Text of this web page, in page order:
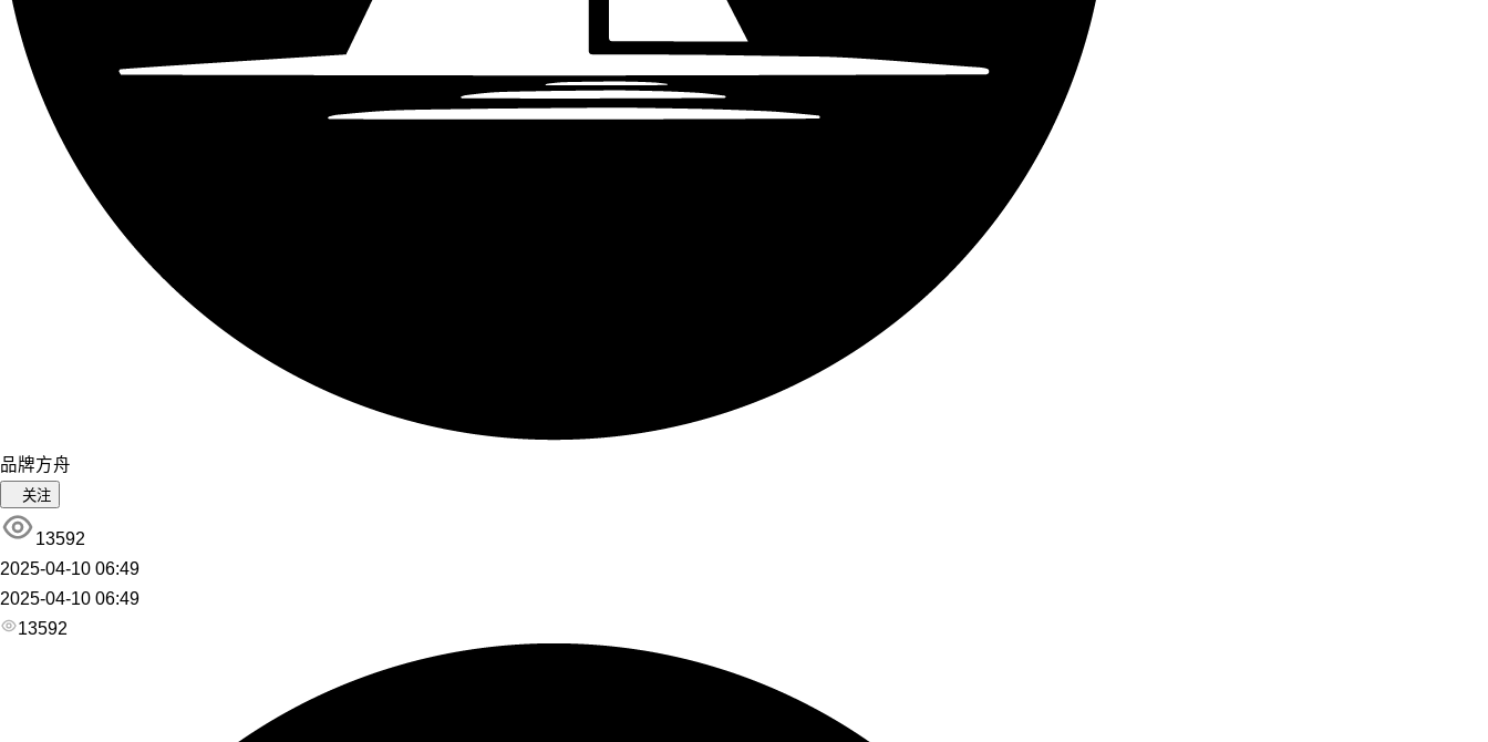
品牌方舟
关注
13592
2025-04-10 06:49
2025-04-10 06:49
13592